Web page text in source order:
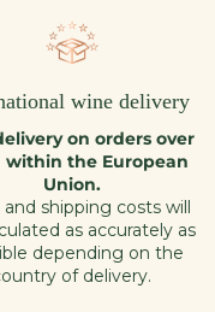
wine delivery
on orders over
within the European
Union.
and shipping costs will
as accurately as
depending on the
of delivery.